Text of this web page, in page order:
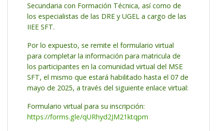
Secundaria con Formación Técnica, así como de
los especialistas de las DRE y UGEL a cargo de las
IIEE SFT.
Por lo expuesto, se remite el formulario virtual
para completar la información para matricula de
los participantes en la comunidad virtual del MSE
SFT, el mismo que estará habilitado hasta el 07 de
mayo de 2025, a través del siguiente enlace virtual:
Formulario virtual para su inscripción:
https://forms.gle/qURhyd2JM21ktqpm